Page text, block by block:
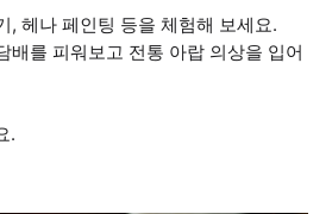
, 헤나 페인팅 등을 체험해 보세요.
배를 피워보고 전통 아랍 의상을 입어
.